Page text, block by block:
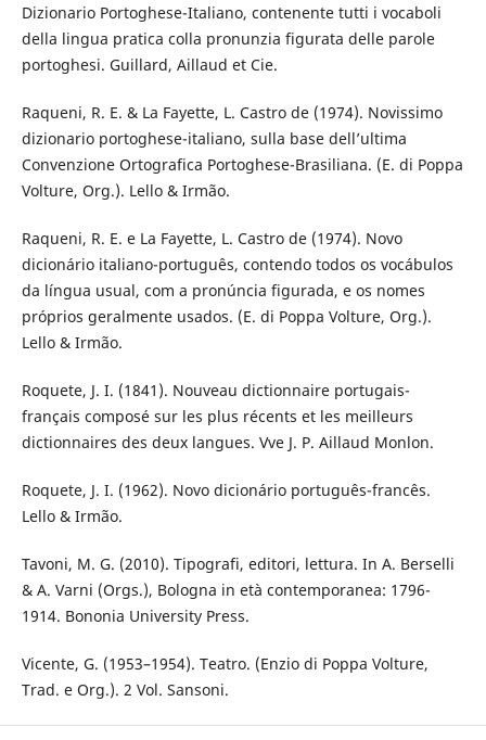
Dizionario Portoghese-Italiano, contenente tutti i vocaboli
della lingua pratica colla pronunzia figurata delle parole
portoghesi. Guillard, Aillaud et Cie.
Raqueni, R. E. & La Fayette, L. Castro de (1974). Novissimo
dizionario portoghese-italiano, sulla base dell’ultima
Convenzione Ortografica Portoghese-Brasiliana. (E. di Poppa
Volture, Org.). Lello & Irmão.
Raqueni, R. E. e La Fayette, L. Castro de (1974). Novo
dicionário italiano-português, contendo todos os vocábulos
da língua usual, com a pronúncia figurada, e os nomes
próprios geralmente usados. (E. di Poppa Volture, Org.).
Lello & Irmão.
Roquete, J. I. (1841). Nouveau dictionnaire portugais-
français composé sur les plus récents et les meilleurs
dictionnaires des deux langues. Vve J. P. Aillaud Monlon.
Roquete, J. I. (1962). Novo dicionário português-francês.
Lello & Irmão.
Tavoni, M. G. (2010). Tipografi, editori, lettura. In A. Berselli
& A. Varni (Orgs.), Bologna in età contemporanea: 1796-
1914. Bononia University Press.
Vicente, G. (1953–1954). Teatro. (Enzio di Poppa Volture,
Trad. e Org.). 2 Vol. Sansoni.